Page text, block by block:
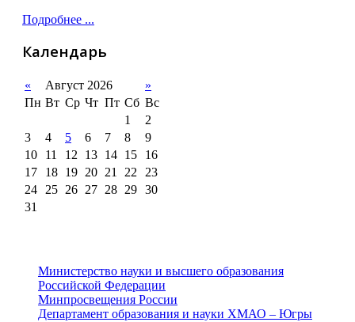
Подробнее ...
Календарь
« Август 2026
»
Пн Вт Ср Чт Пт Сб Вс
1
2
3
4 5 6 7 8
9
10
11 12 13 14 15
16
17
18 19 20 21 22
23
24
25 26 27 28 29 30
31
Министерство науки и высшего образования
Российской Федерации
Минпросвещения России
Департамент образования и науки ХМАО – Югры